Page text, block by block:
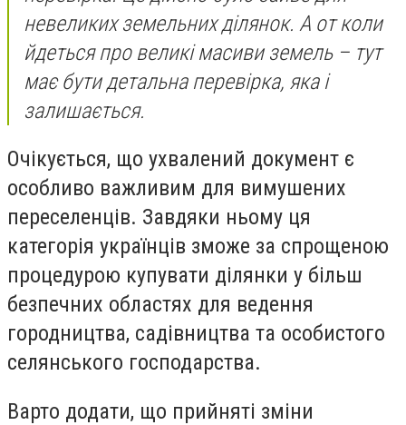
невеликих земельних ділянок. А от коли
йдеться про великі масиви земель – тут
має бути детальна перевірка, яка і
залишається.
Очікується, що ухвалений документ є
особливо важливим для вимушених
переселенців. Завдяки ньому ця
категорія українців зможе за спрощеною
процедурою купувати ділянки у більш
безпечних областях для ведення
городництва, садівництва та особистого
селянського господарства.
Варто додати, що прийняті зміни